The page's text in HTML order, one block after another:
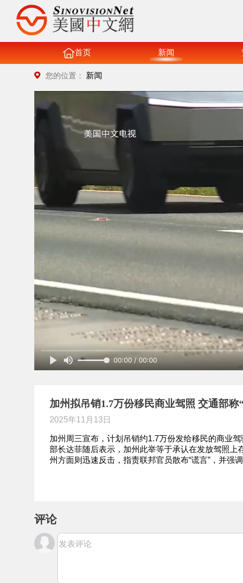
首页 新闻
您的位置： 新闻
00:00 / 00:00
加州拟吊销1.7万份移民商业驾照 交通部称
2025年11月13日
加州周三宣布，计划吊销约1.7万份发给移民的商业
部长达菲随后表示，加州此举等于承认在发放驾照
州方面则迅速反击，指责联邦官员散布“谎言”，并强
评论
发表评论